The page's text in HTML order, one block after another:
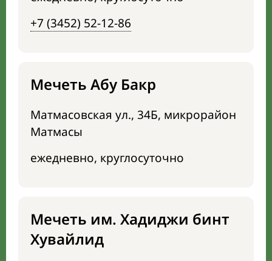
+7 (3452) 52-12-86
Мечеть Абу Бакр
Матмасовская ул., 34Б, микрорайон
Матмасы
ежедневно, круглосуточно
Мечеть им. Хадиджи бинт
Хувайлид